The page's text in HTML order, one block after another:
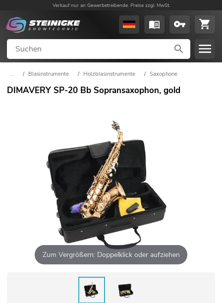
Verkauf nur an Gewerbetreibende. Preise zzgl. MwSt.
... / Blasinstrumente / Holzblasinstrumente / Saxophone
DIMAVERY SP-20 Bb Sopransaxophon, gold
Zum Vergrößern: Doppelklick oder aufziehen